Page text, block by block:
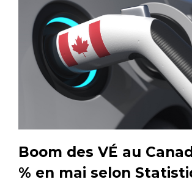
Boom des VÉ au
% en mai selon